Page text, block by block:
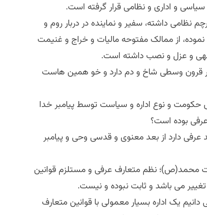
و اداری و نظامی قرار گرفته است.
نظامی داشته، سفیر و نماینده در دربار روم و
از ممالک مفتوحه مالیات و خراج و غنیمت
نهی و عزل و نصب داشته است.
قرون وسطی شاخ و دم دارد و خو همین هاست
حکومت و نوع اداره و سیاست توسط پیامبر خدا
بوده است؟
دارد از بعد معنوی و قدسی وحی و پیامبر
محمد(ص)؛ نظم متعارف عرفی و مستلزم قوانین
می باشد و ثابت نبوده و نیست.
یک اداره بسیار معمولی با قوانین متعارف